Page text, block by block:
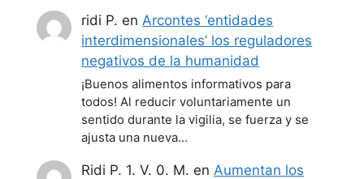
ridi P. en Arcontes ‘entidades
interdimensionales’ los reguladores
negativos de la humanidad
¡Buenos alimentos informativos para
todos! Al reducir voluntariamente un
sentido durante la vigilia, se fuerza y se
ajusta una nueva…
Ridi P. 1. V. 0. M. en Aumentan los